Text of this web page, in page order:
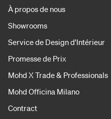
À propos de nous
Showrooms
Service de Design d'Intérieur
Promesse de Prix
Mohd X Trade & Professionals
Mohd Officina Milano
Contract